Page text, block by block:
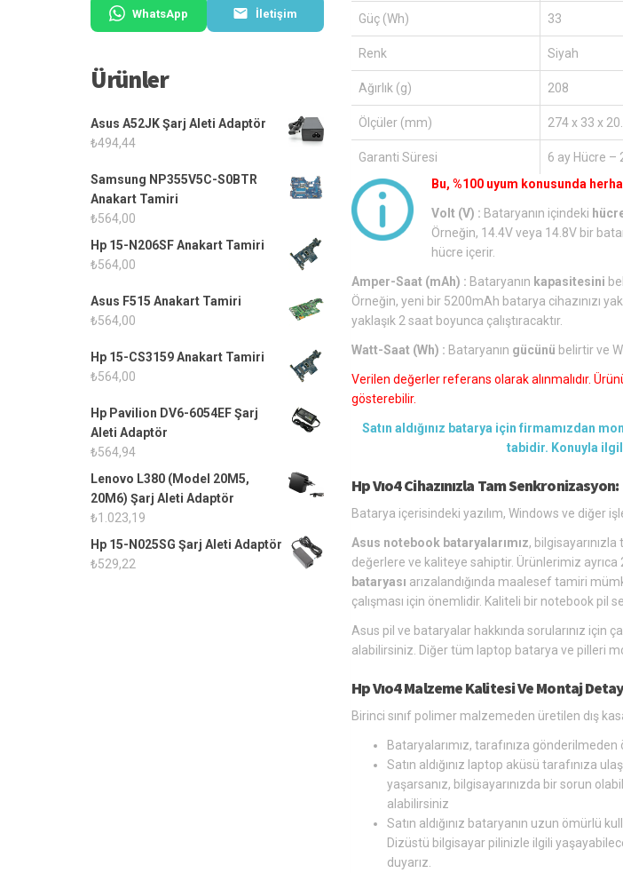
Güç (Wh) 33
Renk Siyah
Ağırlık (g) 208
Ölçüler (mm) 274 x 33 x
Garanti Süresi
6 ay Hücre –
Bu, %100 uyum konusunda
Volt (V) : Bataryanın içindeki
Örneğin, 14.4V veya 14.8V bir
hücre içerir.
Amper-Saat (mAh) : Bataryanın kapasitesini
Örneğin, yeni bir 5200mAh batarya cihazınızı
yaklaşık 2 saat boyunca çalıştıracaktır.
Watt-Saat (Wh) : Bataryanın gücünü belirtir ve
Verilen değerler referans olarak alınmalıdır.
gösterebilir.
Satın aldığınız batarya için firmamızdan
tabidir. Konuyla
Hp Vıo4 Cihazınızla Tam Senkronizasyon:
Batarya içerisindeki yazılım, Windows ve diğer
Asus notebook bataryalarımız,
değerlere ve kaliteye sahiptir. Ürünlerimiz
bataryası arızalandığında maalesef tamiri
çalışması için önemlidir. Kaliteli bir notebook pil
Asus pil ve bataryalar hakkında sorularınız için
alabilirsiniz. Diğer tüm laptop batarya ve pilleri
Hp Vıo4 Malzeme Kalitesi Ve Montaj
Birinci sınıf polimer malzemeden üretilen dış
Bataryalarımız, tarafınıza
Satın aldığınız laptop aküsü tarafınıza
yaşarsanız, bilgisayarınızda bir sorun
alabilirsiniz
Satın aldığınız bataryanın uzun ömürlü
Dizüstü bilgisayar pilinizle ilgili
duyarız.
WhatsApp İletişim
Ürünler
Asus A52JK Şarj Aleti Adaptör
₺494,44
Samsung NP355V5C-S0BTR
Anakart Tamiri
₺564,00
Hp 15-N206SF Anakart Tamiri
₺564,00
Asus F515 Anakart Tamiri
₺564,00
Hp 15-CS3159 Anakart Tamiri
₺564,00
Hp Pavilion DV6-6054EF Şarj
Aleti Adaptör
₺564,94
Lenovo L380 (Model 20M5,
20M6) Şarj Aleti Adaptör
₺1.023,19
Hp 15-N025SG Şarj Aleti Adaptör
₺529,22